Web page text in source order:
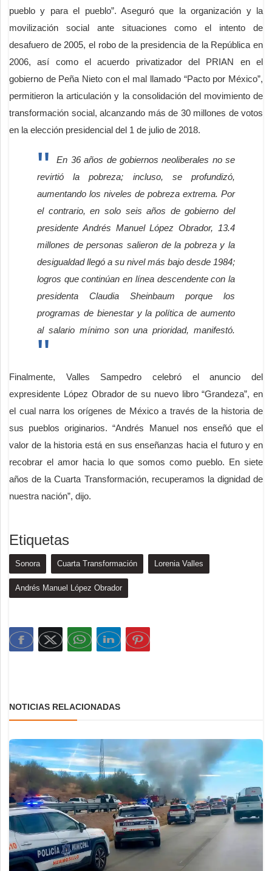
pueblo y para el pueblo”. Aseguró que la organización y la
movilización social ante situaciones como el intento de
desafuero de 2005, el robo de la presidencia de la República en
2006, así como el acuerdo privatizador del PRIAN en el
gobierno de Peña Nieto con el mal llamado “Pacto por México”,
permitieron la articulación y la consolidación del movimiento de
transformación social, alcanzando más de 30 millones de votos
en la elección presidencial del 1 de julio de 2018.
En 36 años de gobiernos neoliberales no se
revirtió la pobreza; incluso, se profundizó,
aumentando los niveles de pobreza extrema. Por
el contrario, en solo seis años de gobierno del
presidente Andrés Manuel López Obrador, 13.4
millones de personas salieron de la pobreza y la
desigualdad llegó a su nivel más bajo desde 1984;
logros que continúan en línea descendente con la
presidenta Claudia Sheinbaum porque los
programas de bienestar y la política de aumento
al salario mínimo son una prioridad, manifestó.
Finalmente, Valles Sampedro celebró el anuncio del
expresidente López Obrador de su nuevo libro “Grandeza”, en
el cual narra los orígenes de México a través de la historia de
sus pueblos originarios. “Andrés Manuel nos enseñó que el
valor de la historia está en sus enseñanzas hacia el futuro y en
recobrar el amor hacia lo que somos como pueblo. En siete
años de la Cuarta Transformación, recuperamos la dignidad de
nuestra nación”, dijo.
Etiquetas
Sonora Cuarta Transformación Lorenia Valles
Andrés Manuel López Obrador
NOTICIAS RELACIONADAS